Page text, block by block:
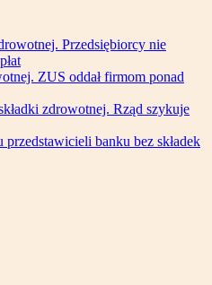
Przedsiębiorcy nie
ZUS oddał firmom ponad
zdrowotnej. Rząd szykuje
przedstawicieli banku bez składek